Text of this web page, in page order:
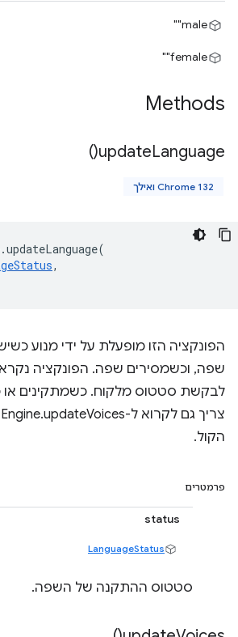
‎"male"
‎"female"
Methods
updateLanguage(
)
Chrome 132 ואילך
.updateLanguage(
,
הפונקציה הזו מופעלת על ידי מנוע כשיש
שפה, וכשמסירים שפה. הפונקציה
לבקשת סטטוס מלקוח. כשמתקינים או
הקול.
פרמטרים
status
LanguageStatus
סטטוס ההתקנה של השפה.